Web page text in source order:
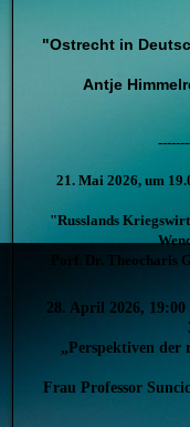
"Ostrecht in
Antje
21. Mai 2026, um
"Russlands
Porf. Dr.
28. April 2026,
„Perspektiven der
Frau Professor